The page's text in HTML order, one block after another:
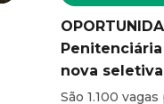
nova seletiva
São 1.100